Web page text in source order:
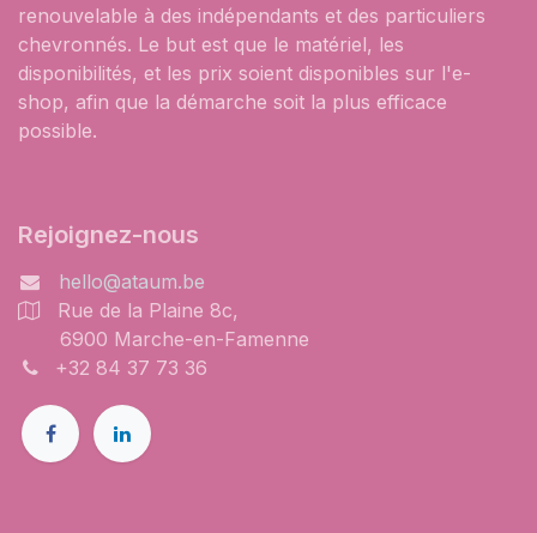
renouvelable à des indépendants et des particuliers
chevronnés. Le but est que le matériel, les
disponibilités, et les prix soient disponibles sur l'e-
shop, afin que la démarche soit la plus efficace
possible.
Rejoignez-nous
hello@ataum.be
Rue de la Plaine 8c,
6900 Marche-en-Famenne
+32 84 37 73 36